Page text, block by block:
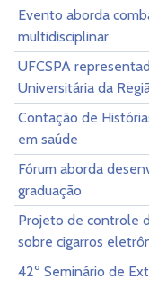
Evento aborda
multidisciplinar
UFCSPA
Universitária da
Contação de
em saúde
Fórum aborda
graduação
Projeto de controle
sobre cigarros
42º Seminário de